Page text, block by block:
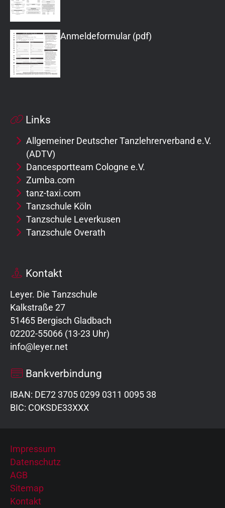
Anmeldeformular (pdf)
Links
Allgemeiner Deutscher Tanzlehrerverband e.V.
(ADTV)
Dancesportteam Cologne e.V.
Zumba.com
tanz-taxi.com
Tanzschule Köln
Tanzschule Leverkusen
Tanzschule Overath
Kontakt
Leyer. Die Tanzschule
Kalkstraße 27
51465 Bergisch Gladbach
02202-55066 (13-23 Uhr)
info@leyer.net
Bankverbindung
IBAN: DE72 3705 0299 0311 0095 38
BIC: COKSDE33XXX
Impressum
Datenschutz
AGB
Sitemap
Kontakt